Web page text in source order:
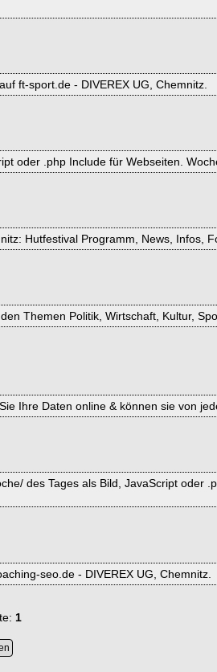
ft-sport.de - DIVEREX UG, Chemnitz.
oder .php Include für Webseiten.
Hutfestival Programm, News, Infos,
Themen Politik, Wirtschaft, Kultur,
Ihre Daten online & können sie von
des Tages als Bild, JavaScript oder
seo.de - DIVEREX UG, Chemnitz.
1